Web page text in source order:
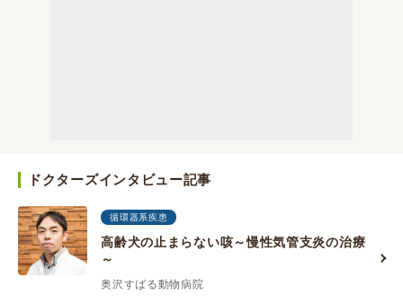
ドクターズインタビュー記事
循環器系疾患
高齢犬の止まらない咳～慢性気管支炎の治療
～
奥沢すばる動物病院